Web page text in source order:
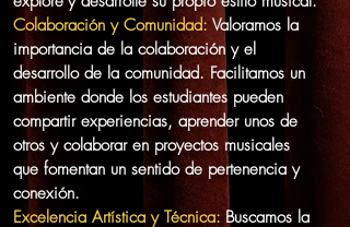
Colaboración y Comunidad: Valoramos la
importancia de la colaboración y el
desarrollo de la comunidad. Facilitamos un
ambiente donde los estudiantes pueden
compartir experiencias, aprender unos de
otros y colaborar en proyectos musicales
que fomentan un sentido de pertenencia y
conexión.
Excelencia Artística y Técnica: Buscamos la